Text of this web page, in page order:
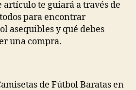
artículo te guiará a través de
para encontrar
asequibles y qué debes
una compra.
de Fútbol Baratas en